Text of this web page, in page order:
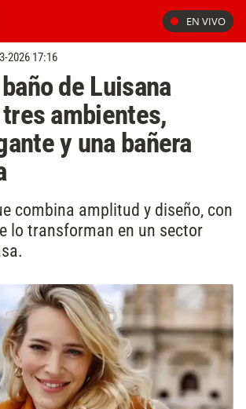
EN VIVO
2026 17:16
de Luisana
ambientes,
y una bañera
combina amplitud y diseño, con
lo transforman en un sector